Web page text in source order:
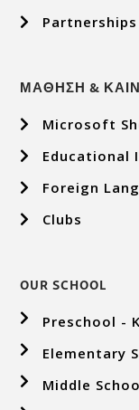
Partnerships
ΜΑΘΗΣΗ &
Microsoft
Educational
Foreign
Clubs
OUR SCHOOL
Preschool -
Elementary
Middle